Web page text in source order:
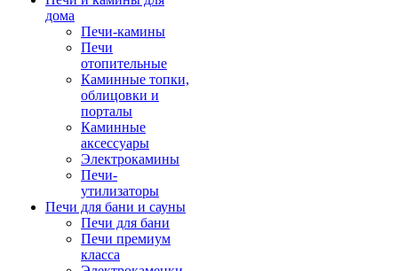
дома
Печи-камины
Печи
отопительные
Каминные топки,
облицовки и
порталы
Каминные
аксессуары
Электрокамины
Печи-
утилизаторы
Печи для бани и сауны
Печи для бани
Печи премиум
класса